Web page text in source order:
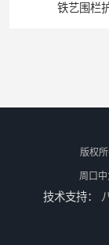
铁艺围栏
版权
周口
技术支持：